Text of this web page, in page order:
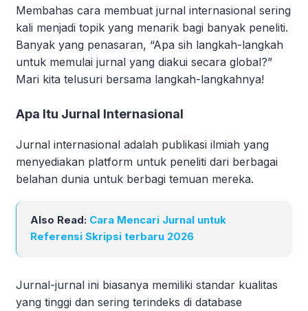
Membahas cara membuat jurnal internasional sering
kali menjadi topik yang menarik bagi banyak peneliti.
Banyak yang penasaran, “Apa sih langkah-langkah
untuk memulai jurnal yang diakui secara global?”
Mari kita telusuri bersama langkah-langkahnya!
Apa Itu Jurnal Internasional
Jurnal internasional adalah publikasi ilmiah yang
menyediakan platform untuk peneliti dari berbagai
belahan dunia untuk berbagi temuan mereka.
Also Read: Cara Mencari Jurnal untuk
Referensi Skripsi terbaru 2026
Jurnal-jurnal ini biasanya memiliki standar kualitas
yang tinggi dan sering terindeks di database